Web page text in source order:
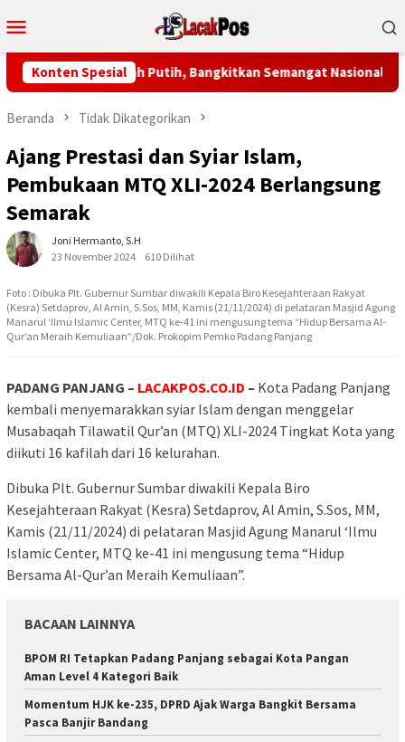
ke
Mobile
Konten Spesial
Merah Putih, Bangkitkan Semangat Nasionalisme
Beranda Tidak Dikategorikan
Ajang Prestasi dan Syiar Islam,
Pembukaan MTQ XLI-2024 Berlangsung
Semarak
Joni Hermanto, S.H
23 November 2024
610 Dilihat
Foto : Dibuka Plt. Gubernur Sumbar diwakili Kepala Biro Kesejahteraan Rakyat
(Kesra) Setdaprov, Al Amin, S.Sos, MM, Kamis (21/11/2024) di pelataran Masjid Agung
Manarul ‘Ilmu Islamic Center, MTQ ke-41 ini mengusung tema “Hidup Bersama Al-
Qur’an Meraih Kemuliaan”/Dok. Prokopim Pemko Padang Panjang
PADANG PANJANG – LACAKPOS.CO.ID – Kota Padang Panjang
kembali menyemarakkan syiar Islam dengan menggelar
Musabaqah Tilawatil Qur’an (MTQ) XLI-2024 Tingkat Kota yang
diikuti 16 kafilah dari 16 kelurahan.
Dibuka Plt. Gubernur Sumbar diwakili Kepala Biro
Kesejahteraan Rakyat (Kesra) Setdaprov, Al Amin, S.Sos, MM,
Kamis (21/11/2024) di pelataran Masjid Agung Manarul ‘Ilmu
Islamic Center, MTQ ke-41 ini mengusung tema “Hidup
Bersama Al-Qur’an Meraih Kemuliaan”.
BACAAN LAINNYA
BPOM RI Tetapkan Padang Panjang sebagai Kota Pangan
Aman Level 4 Kategori Baik
Momentum HJK ke-235, DPRD Ajak Warga Bangkit Bersama
Pasca Banjir Bandang